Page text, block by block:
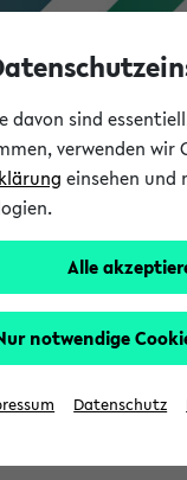
davon sind
verwenden
einsehen und
Alle
notwendige
Datenschutz